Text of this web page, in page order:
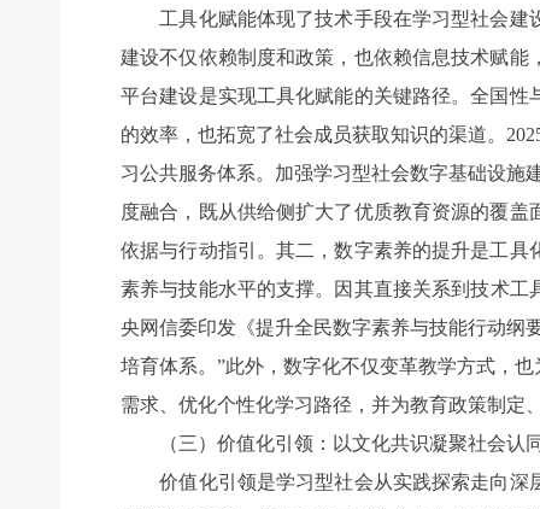
工具化赋能体现了技术手段在学习型社会建
建设不仅依赖制度和政策，也依赖信息技术赋
平台建设是实现工具化赋能的关键路径。全国
的效率，也拓宽了社会成员获取知识的渠道。
习公共服务体系。加强学习型社会数字基础设施
度融合，既从供给侧扩大了优质教育资源的覆
依据与行动指引。其二，数字素养的提升是工
素养与技能水平的支撑。因其直接关系到技术
央网信委印发《提升全民数字素养与技能行动纲
培育体系。”此外，数字化不仅变革教学方式，
需求、优化个性化学习路径，并为教育政策制定
（三）价值化引领：以文化共识凝聚社会认
价值化引领是学习型社会从实践探索走向深